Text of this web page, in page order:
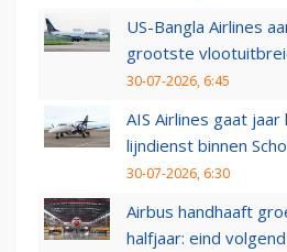
US-Bangla Airlines
grootste
30-07-2026, 6:45
AIS Airlines gaat
lijndienst binnen
30-07-2026, 6:30
Airbus handhaaft
halfjaar: eind